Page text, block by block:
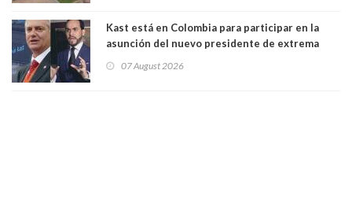
Kast está en Colombia para participar en la
asunción del nuevo presidente de extrema
07 August 2026